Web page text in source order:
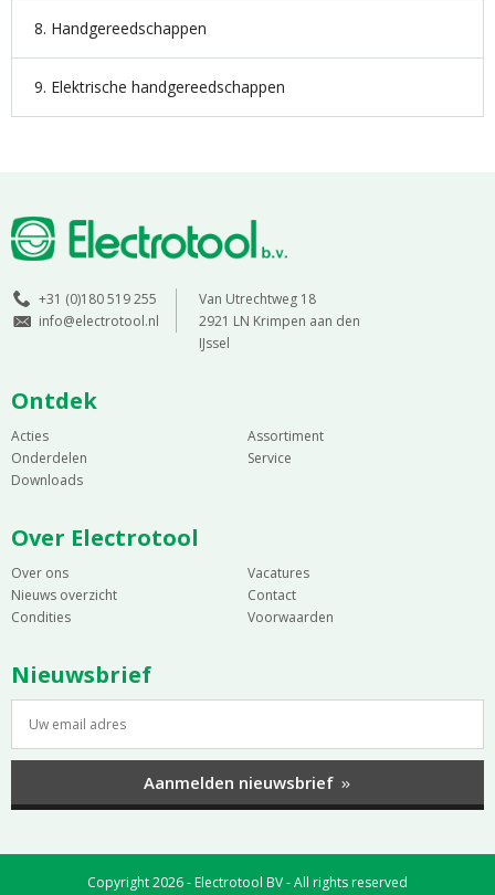
8. Handgereedschappen
9. Elektrische handgereedschappen
+31 (0)180 519 255
info@electrotool.nl
Van Utrechtweg 18
2921 LN Krimpen aan den
IJssel
Ontdek
Acties
Assortiment
Onderdelen
Service
Downloads
Over Electrotool
Over ons
Vacatures
Nieuws overzicht
Contact
Condities
Voorwaarden
Nieuwsbrief
Aanmelden nieuwsbrief
Copyright 2026 - Electrotool BV - All rights reserved